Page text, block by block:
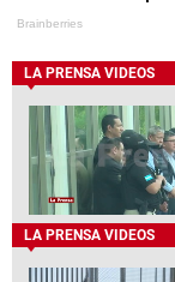
LA PRENSA VIDEOS
LA PRENSA VIDEOS